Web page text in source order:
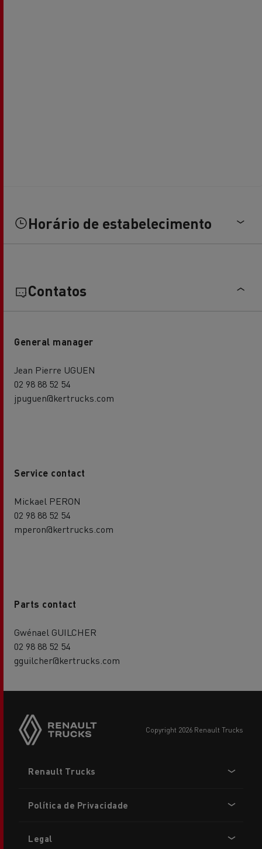
Horário de estabelecimento
Contatos
General manager
Jean Pierre UGUEN
02 98 88 52 54
jpuguen@kertrucks.com
Service contact
Mickael PERON
02 98 88 52 54
mperon@kertrucks.com
Parts contact
Gwénael GUILCHER
02 98 88 52 54
gguilcher@kertrucks.com
copyright 2026 Renault Trucks
menu
Renault Trucks
Política de Privacidade
Legal